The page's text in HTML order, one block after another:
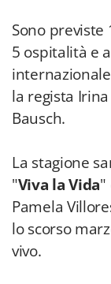
Sono
5 ospitalità e
la regista
Bausch.
La stagione
"Viva la Vida"
Pamela
lo scorso
vivo.